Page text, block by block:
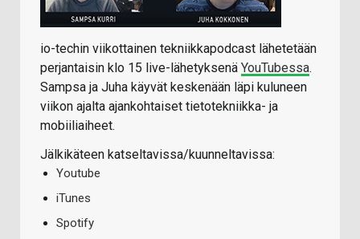
io-techin viikottainen tekniikkapodcast lähetetään
perjantaisin klo 15 live-lähetyksenä YouTubessa.
Sampsa ja Juha käyvät keskenään läpi kuluneen
viikon ajalta ajankohtaiset tietotekniikka- ja
mobiiliaiheet.
Jälkikäteen katseltavissa/kuunneltavissa:
Youtube
iTunes
Spotify